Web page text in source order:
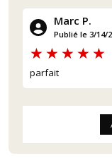
Marc P.
Publié le 3/14/
parfait